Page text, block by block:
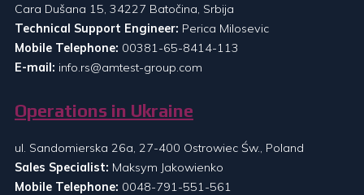
Cara Dušana 15, 34227 Batočina, Srbija
Technical Support Engineer: Perica Milosevic
Mobile Telephone: 00381-65-8414-113
E-mail: info.rs@amtest-group.com
Operations in Ukraine
ul. Sandomierska 26a, 27-400 Ostrowiec Św., Poland
Sales Specialist: Maksym Jakowienko
Mobile Telephone: 0048-791-551-561